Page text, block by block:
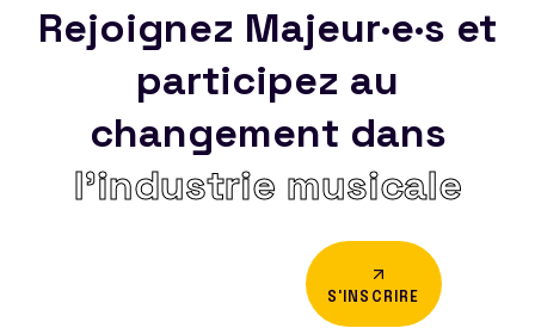
Rejoignez Majeur·e·s et
participez au
changement dans
l’industrie musicale
S'INSCRIRE